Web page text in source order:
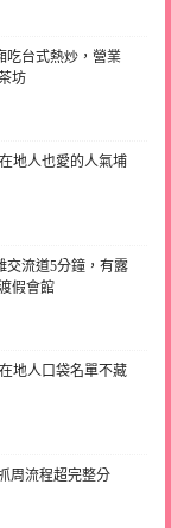
吃台式熱炒，營業
坊
地人也愛的人氣埔
交流道5分鐘，有露
假會館
地人口袋名單不藏
周流程超完整分